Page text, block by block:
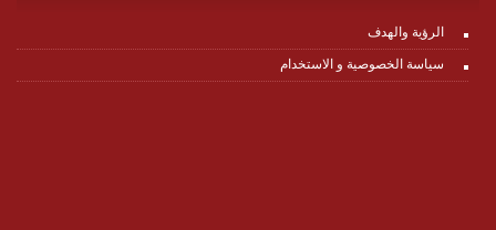
الرؤية والهدف
سياسة الخصوصية و الاستخدام